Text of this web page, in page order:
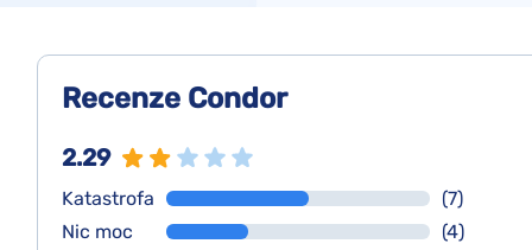
Recenze Condor
2.29
Katastrofa
(7)
Nic moc
(4)